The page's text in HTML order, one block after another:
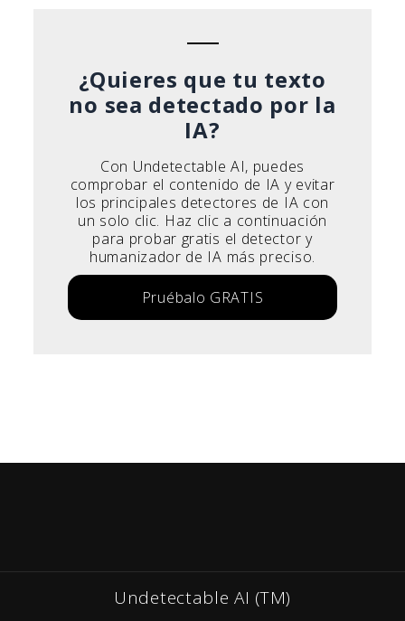
¿Quieres que tu texto
no sea detectado por la
IA?
Con Undetectable AI, puedes
comprobar el contenido de IA y evitar
los principales detectores de IA con
un solo clic. Haz clic a continuación
para probar gratis el detector y
humanizador de IA más preciso.
Pruébalo GRATIS
Undetectable AI (TM)